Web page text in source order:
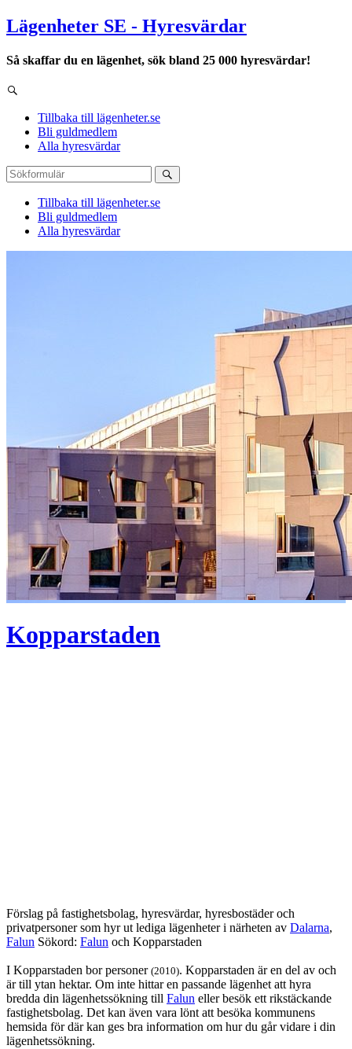
Lägenheter SE - Hyresvärdar
Så skaffar du en lägenhet, sök bland 25 000 hyresvärdar!
Tillbaka till lägenheter.se
Bli guldmedlem
Alla hyresvärdar
Tillbaka till lägenheter.se
Bli guldmedlem
Alla hyresvärdar
Kopparstaden
Förslag på fastighetsbolag, hyresvärdar, hyresbostäder och
privatpersoner som hyr ut lediga lägenheter i närheten av Dalarna,
Falun Sökord: Falun och Kopparstaden
I Kopparstaden bor personer (2010). Kopparstaden är en del av och
är till ytan hektar. Om inte hittar en passande lägenhet att hyra
bredda din lägenhetssökning till Falun eller besök ett rikstäckande
fastighetsbolag. Det kan även vara lönt att besöka kommunens
hemsida för där kan ges bra information om hur du går vidare i din
lägenhetssökning.